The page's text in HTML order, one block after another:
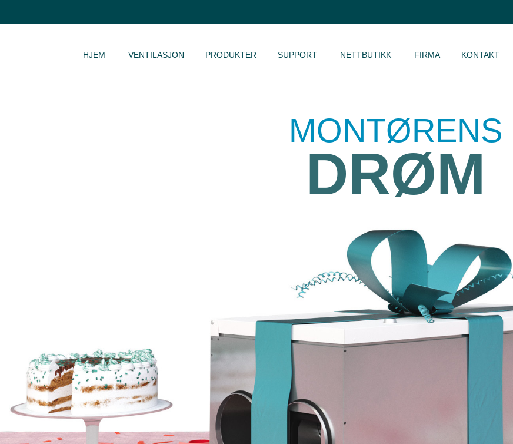
HJEM VENTILASJON PRODUKTER SUPPORT NETTBUTIKK FIRMA KONTAKT
MONTØRENS
DRØM